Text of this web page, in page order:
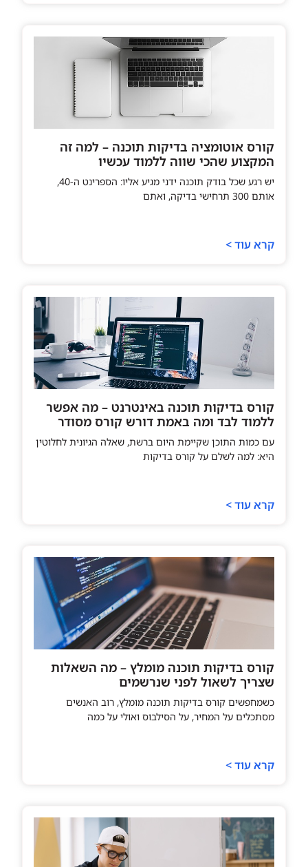
קורס אוטומציה בדיקות תוכנה – למה זה
המקצוע שהכי שווה ללמוד עכשיו
יש רגע שכל בודק תוכנה ידני מגיע אליו: הספרינט ה-40,
אותם 300 תרחישי בדיקה, ואתם
קרא עוד >
קורס בדיקות תוכנה באינטרנט – מה אפשר
ללמוד לבד ומה באמת דורש קורס מסודר
עם כמות התוכן שקיימת היום ברשת, שאלה הגיונית לחלוטין
היא: למה לשלם על קורס בדיקות
קרא עוד >
קורס בדיקות תוכנה מומלץ – מה השאלות
שצריך לשאול לפני שנרשמים
כשמחפשים קורס בדיקות תוכנה מומלץ, רוב האנשים
מסתכלים על המחיר, על הסילבוס ואולי על כמה
קרא עוד >